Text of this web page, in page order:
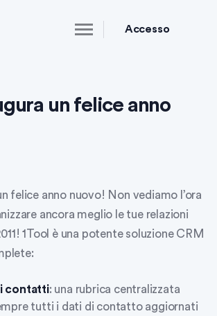
Accesso
un felice anno
felice anno nuovo! Non vediamo l’ora
ancora meglio le tue relazioni
1Tool è una potente soluzione CRM
contatti: una rubrica centralizzata
tutti i dati di contatto aggiornati